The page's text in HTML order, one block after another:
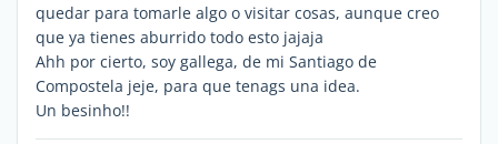
quedar para tomarle algo o visitar cosas, aunque creo
que ya tienes aburrido todo esto jajaja
Ahh por cierto, soy gallega, de mi Santiago de
Compostela jeje, para que tenags una idea.
Un besinho!!